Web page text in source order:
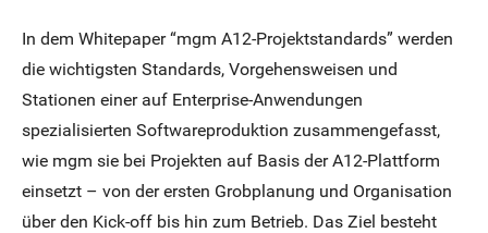
In dem Whitepaper “mgm A12-Projektstandards” werden
die wichtigsten Standards, Vorgehensweisen und
Stationen einer auf Enterprise-Anwendungen
spezialisierten Softwareproduktion zusammengefasst,
wie mgm sie bei Projekten auf Basis der A12-Plattform
einsetzt – von der ersten Grobplanung und Organisation
über den Kick-off bis hin zum Betrieb. Das Ziel besteht